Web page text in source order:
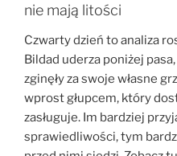
nie mają litości
Czwarty dzień to analiza
Bildad uderza poniżej
zginęły za swoje własne
wprost głupcem, który
zasługuje. Im bardziej
sprawiedliwości, tym